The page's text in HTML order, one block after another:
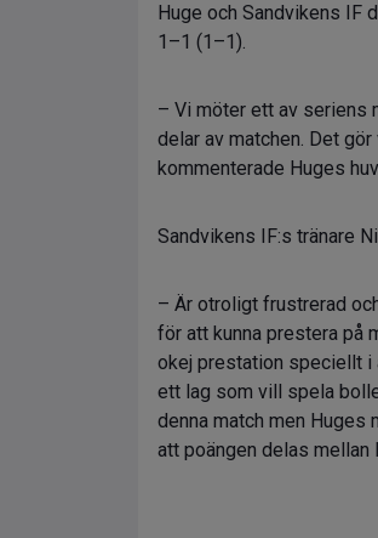
Huge och Sandvikens IF
1–1 (1–1).
– Vi möter ett av seriens
delar av matchen. Det
kommenterade Huges
Sandvikens IF:s tränare
– Är otroligt frustrerad
för att kunna prestera på
okej prestation speciellt i
ett lag som vill spela
denna match men
att poängen delas mellan